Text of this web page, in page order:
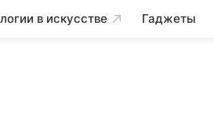
в искусстве Гаджеты